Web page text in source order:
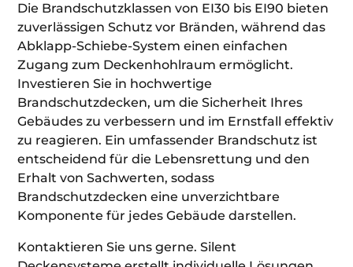
Die Brandschutzklassen von EI30 bis EI90 bieten
zuverlässigen Schutz vor Bränden, während das
Abklapp-Schiebe-System einen einfachen
Zugang zum Deckenhohlraum ermöglicht.
Investieren Sie in hochwertige
Brandschutzdecken, um die Sicherheit Ihres
Gebäudes zu verbessern und im Ernstfall effektiv
zu reagieren. Ein umfassender Brandschutz ist
entscheidend für die Lebensrettung und den
Erhalt von Sachwerten, sodass
Brandschutzdecken eine unverzichtbare
Komponente für jedes Gebäude darstellen.
Kontaktieren Sie uns gerne. Silent